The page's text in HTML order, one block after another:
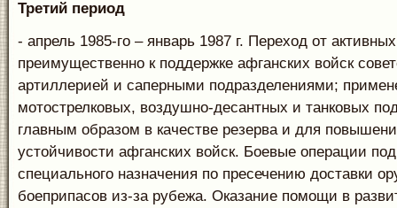
Третий период
- апрель 1985-го – январь 1987 г. Переход от
преимущественно к поддержке афганских войск
артиллерией и саперными подразделениями;
мотострелковых, воздушно-десантных и танковых
главным образом в качестве резерва и для
устойчивости афганских войск. Боевые операции
специального назначения по пресечению доставки
боеприпасов из-за рубежа. Оказание помощи в